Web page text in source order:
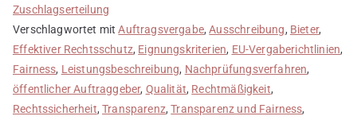
Zuschlagserteilung
Verschlagwortet mitAuftragsvergabe,Ausschreibung, Bieter,
Effektiver Rechtsschutz, Eignungskriterien, EU-Vergaberichtlinien,
Fairness, Leistungsbeschreibung, Nachprüfungsverfahren,
öffentlicher Auftraggeber, Qualität, Rechtmäßigkeit,
Rechtssicherheit,Transparenz,Transparenz und Fairness,